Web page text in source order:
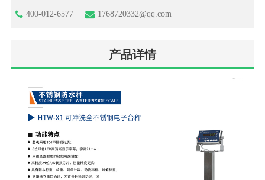
400-012-6577 1768720332@qq.com
产品详情